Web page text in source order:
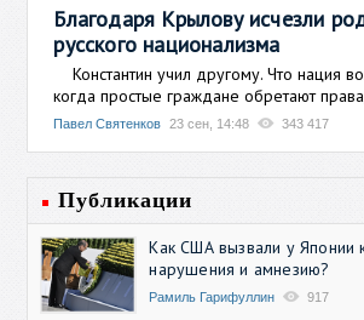
Благодаря Крылову исчезли
русского национализма
Константин учил другому. Что нация
когда простые граждане обретают
Павел Святенков 23 сен, 14:48 343 417
Публикации
Как США вызвали у Японии
нарушения и амнезию?
Рамиль Гарифуллин 917